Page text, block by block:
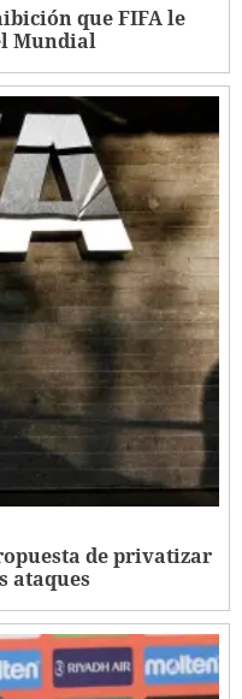
que FIFA le
Mundial
de privatizar
ataques